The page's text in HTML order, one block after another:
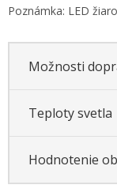
Poznámka: LED
Možnosti
Teploty svetla
Hodnotenie